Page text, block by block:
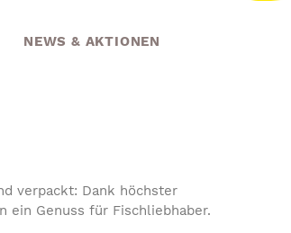
NEWS & AKTIONEN
verpackt: Dank höchster
ein Genuss für Fischliebhaber.